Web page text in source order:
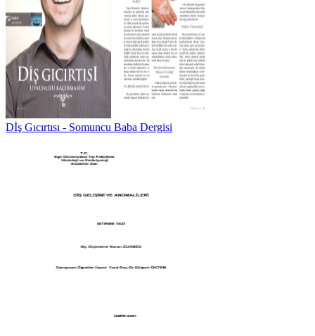
Dİş Gıcırtısı - Somuncu Baba Dergisi